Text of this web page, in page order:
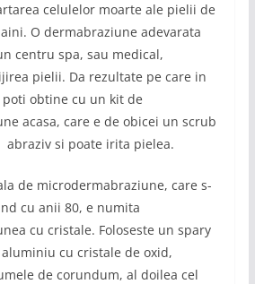
celulelor moarte ale pielii de
O dermabraziune adevarata
centru spa, sau medical,
pielii. Da rezultate pe care in
obtine cu un kit de
acasa, care e de obicei un scrub
si poate irita pielea.
de microdermabraziune, care s-
cu anii 80, e numita
cu cristale. Foloseste un spary
cu cristale de oxid,
de corundum, al doilea cel